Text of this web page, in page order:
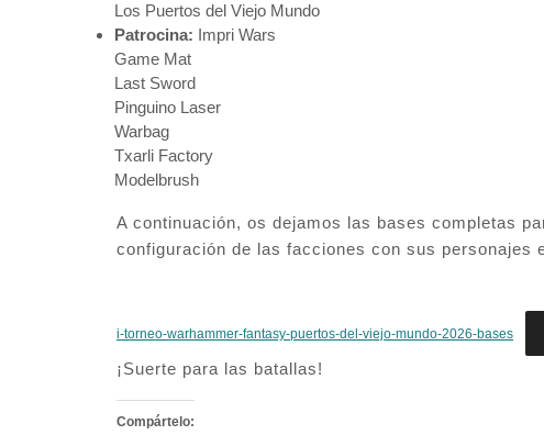
Los Puertos del Viejo Mundo
Patrocina: Impri Wars
Game Mat
Last Sword
Pinguino Laser
Warbag
Txarli Factory
Modelbrush
A continuación, os dejamos las bases completas
configuración de las facciones con sus personajes
i-torneo-warhammer-fantasy-puertos-del-viejo-mundo-2026-bases
¡Suerte para las batallas!
Compártelo: